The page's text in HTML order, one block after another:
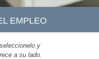
EMPLEO
y
a su lado.